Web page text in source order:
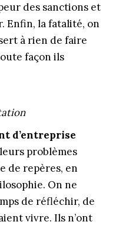
des sanctions et
Enfin, la fatalité, on
à rien de faire
façon ils
d’entreprise
problèmes
de repères, en
On ne
de réfléchir, de
vivre. Ils n’ont